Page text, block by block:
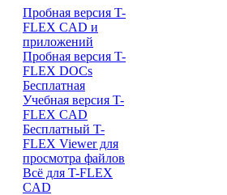
Пробная версия T-
FLEX CAD и
приложений
Пробная версия T-
FLEX DOCs
Бесплатная
Учебная версия T-
FLEX CAD
Бесплатный T-
FLEX Viewer для
просмотра файлов
Всё для T-FLEX
CAD